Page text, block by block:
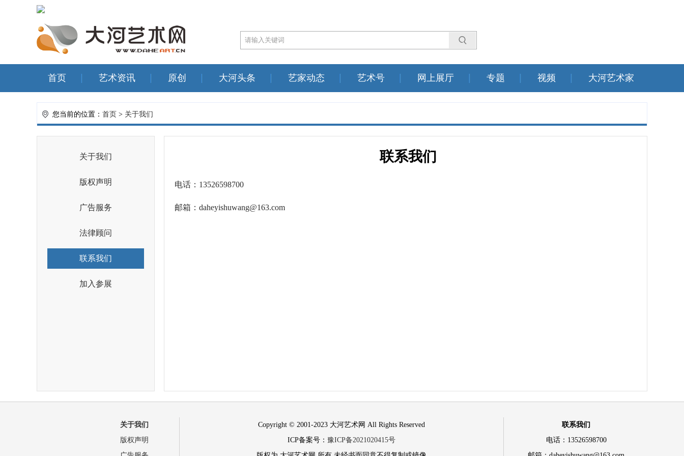
首页 艺术资讯 原创 大河头条 艺家动态 艺术号 网上展厅 专题 视频 大河艺术家
您当前的位置： 首页 > 关于我们
关于我们
版权声明
广告服务
法律顾问
联系我们
加入参展
联系我们
电话：13526598700
邮箱：daheyishuwang@163.com
关于我们
版权声明
Copyright © 2001-2023 大河艺术网 All Rights Reserved
ICP备案号： 豫ICP备2021020415号
联系我们
电话：13526598700